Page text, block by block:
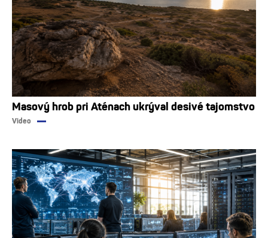
Masový hrob pri Aténach ukrýval desivé tajomstvo
Video